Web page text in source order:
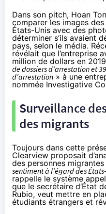
Dans son pitch, Hoan
comparer les images
États-Unis avec des
déterminer s’ils avaient
pays, selon le média.
révélait que l’entreprise
million de dollars en
de dossiers d’arrestation et
d’arrestation » à une
nommée Investigative
Surveillance
des migrants
Toujours dans cette
Clearview proposait
des personnes
sentiment à l’égard des
rappelle le système
que le secrétaire d’État
Rubio, veut mettre en
étudiants étrangers et